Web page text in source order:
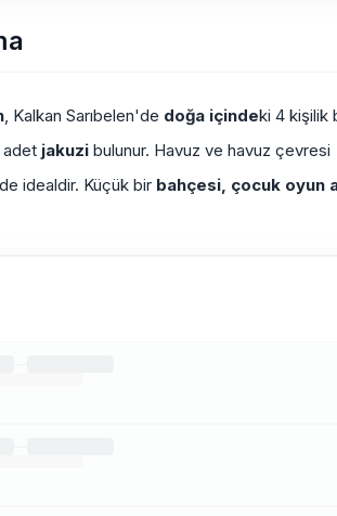
, Kalkan Sarıbelen'de doğa içindeki 4 kişilik
adet jakuzi bulunur. Havuz ve havuz çevresi
idealdir. Küçük bir bahçesi, çocuk oyun